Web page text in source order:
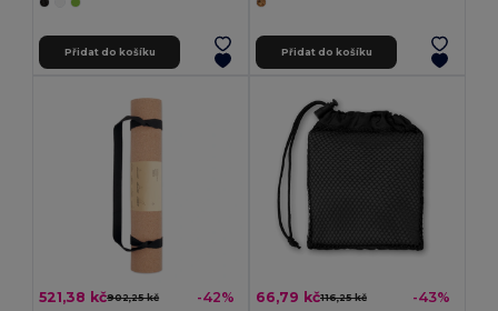
Přidat do košíku Přidat do košíku
521,38 kč902,25 kč -42% 66,79 kč116,25 kč -43%